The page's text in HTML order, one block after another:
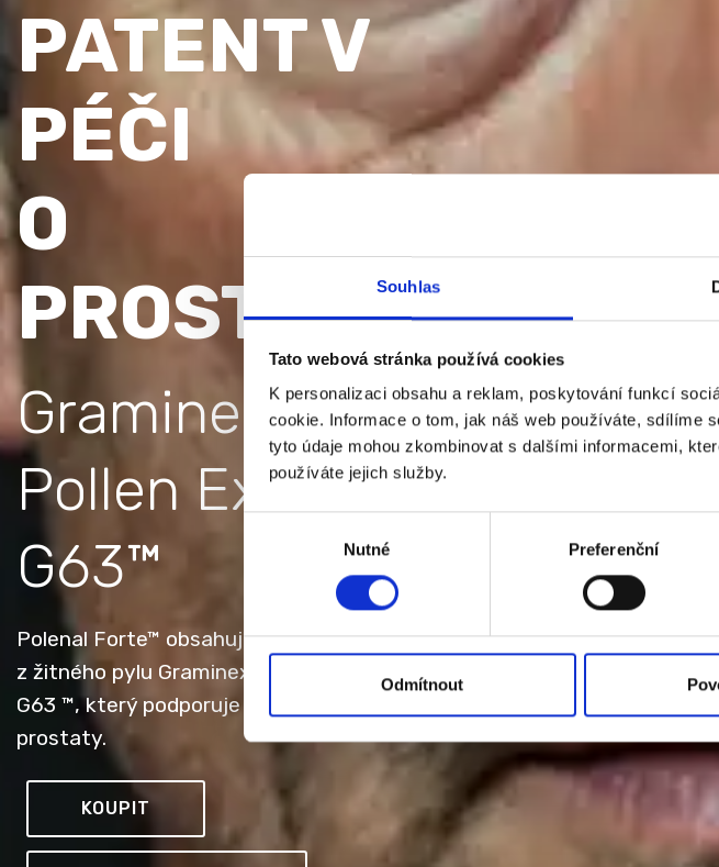
Souhlas
Tato webová stránka používá cookies
K personalizaci obsahu a reklam, poskytování funkcí
cookie. Informace o tom, jak náš web používáte, sdílíme
tyto údaje mohou zkombinovat s dalšími informacemi,
používáte jejich služby.
Nutné Preferenční
Odmítnout
PATENT V
PÉČI
O
PROSTATU
Graminex Flower
Pollen Extract
G63™
Polenal Forte™ obsahuje patentovaný extrakt
z žitného pylu Graminex Flower Pollen Extract
G63 ™, který podporuje normální funkci
prostaty.
KOUPIT